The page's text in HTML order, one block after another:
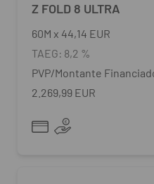
Z FOLD 8 ULTRA
60M x 44,14 EUR
TAEG: 8,2 %
PVP/Montante
2.269,99 EUR